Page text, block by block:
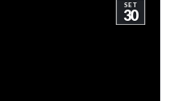
SET
30